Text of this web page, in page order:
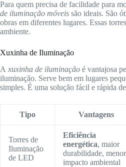
Para quem precisa de facilidade para
de iluminação móveis são ideais. São
obras em diferentes lugares. Essas
ambiente.
Xuxinha de Iluminação
A xuxinha de iluminação é vantajosa
iluminação. Serve bem em lugares
simples. É uma solução fácil e rápida
Tipo Vantagens
Torres de
Iluminação
de LED
Eficiência
energética, maior
durabilidade, menor
impacto ambiental